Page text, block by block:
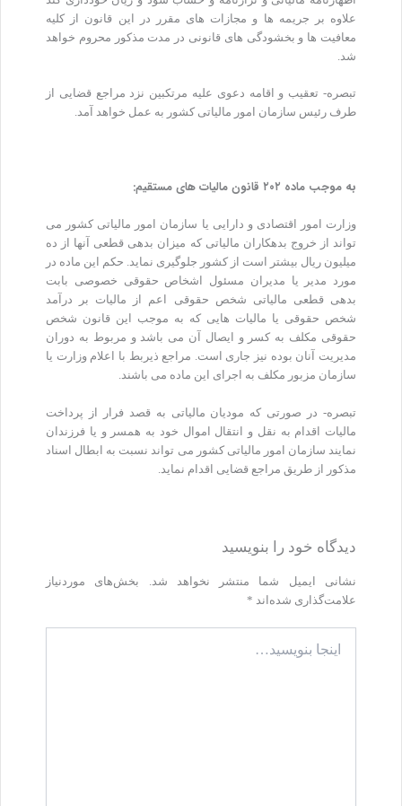
علاوه بر جریمه ها و مجازات های مقرر در این قانون از کلیه
معافیت ها و بخشودگی های قانونی در مدت مذکور محروم خواهد
شد.
تبصره- تعقیب و اقامه دعوی علیه مرتکبین نزد مراجع قضایی از
طرف رئیس سازمان امور مالیاتی کشور به عمل خواهد آمد.
به موجب ماده ۲۰۲ قانون مالیات های مستقیم:
وزارت امور اقتصادی و دارایی یا سازمان امور مالیاتی کشور می
تواند از خروج بدهکاران مالیاتی که میزان بدهی قطعی آنها از ده
میلیون ریال بیشتر است از کشور جلوگیری نماید. حکم این ماده در
مورد مدیر یا مدیران مسئول اشخاص حقوقی خصوصی بابت
بدهی قطعی مالیاتی شخص حقوقی اعم از مالیات بر درآمد
شخص حقوقی یا مالیات هایی که به موجب این قانون شخص
حقوقی مکلف به کسر و ایصال آن می باشد و مربوط به دوران
مدیریت آنان بوده نیز جاری است. مراجع ذیربط با اعلام وزارت یا
سازمان مزبور مکلف به اجرای این ماده می باشند.
تبصره- در صورتی که مودیان مالیاتی به قصد فرار از پرداخت
مالیات اقدام به نقل و انتقال اموال خود به همسر و یا فرزندان
نمایند سازمان امور مالیاتی کشور می تواند نسبت به ابطال اسناد
مذکور از طریق مراجع قضایی اقدام نماید.
دیدگاه‌ خود را بنویسید
نشانی ایمیل شما منتشر نخواهد شد.
بخش‌های موردنیاز
علامت‌گذاری شده‌اند *
بنویسید…